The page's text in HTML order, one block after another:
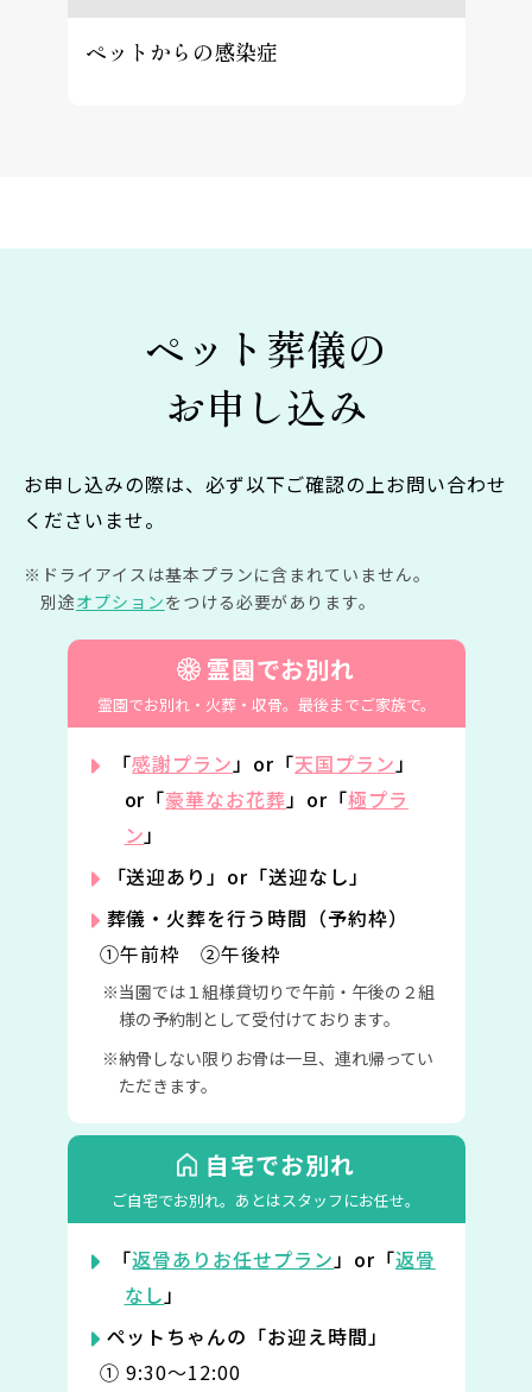
ペットからの感染症
ペット葬儀の
お申し込み
お申し込みの際は、必ず以下ご確認の上お問い合わせ
くださいませ。
ドライアイスは基本プランに含まれていません。
別途オプションをつける必要があります。
霊園でお別れ
霊園でお別れ・火葬・収骨。 最後までご家族で。
「感謝プラン」or「天国プラン」
or「豪華なお花葬」or「極プラ
ン」
「送迎あり」or「送迎なし」
葬儀・火葬を行う時間（予約枠）
①午前枠 ②午後枠
当園では１組様貸切りで午前・午後の２組
様の予約制として受付けております。
納骨しない限りお骨は一旦、連れ帰ってい
ただきます。
自宅でお別れ
ご自宅でお別れ。 あとはスタッフにお任せ。
「返骨ありお任せプラン」or「返骨
なし」
ペットちゃんの「お迎え時間」
① 9:30〜12:00